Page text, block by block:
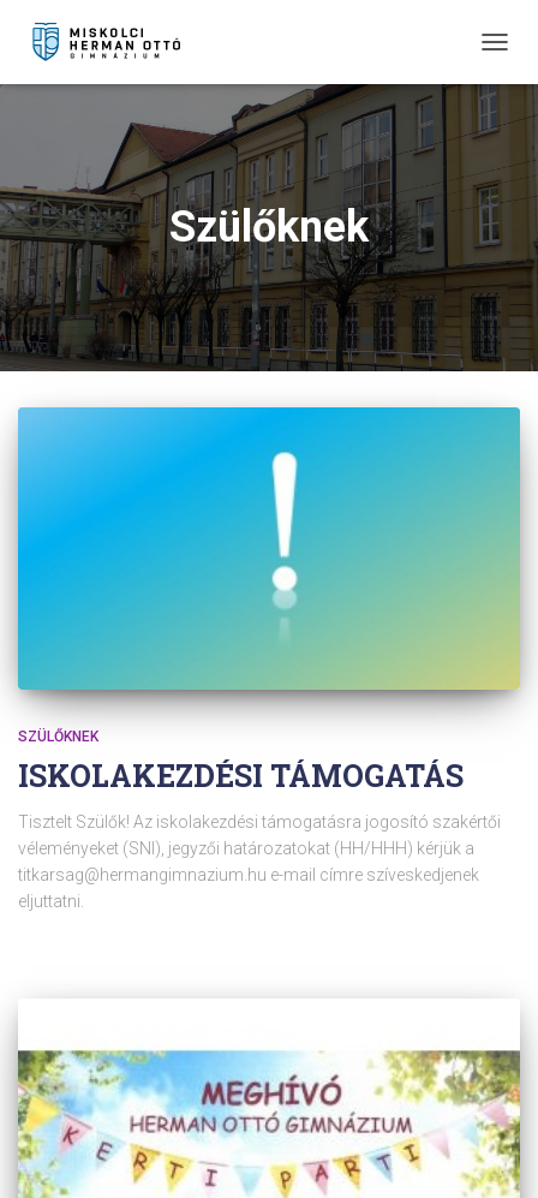
Szülőknek
SZÜLŐKNEK
ISKOLAKEZDÉSI TÁMOGATÁS
Tisztelt Szülők! Az iskolakezdési támogatásra jogosító szakértői
véleményeket (SNI), jegyzői határozatokat (HH/HHH) kérjük a
titkarsag@hermangimnazium.hu e-mail címre szíveskedjenek
eljuttatni.